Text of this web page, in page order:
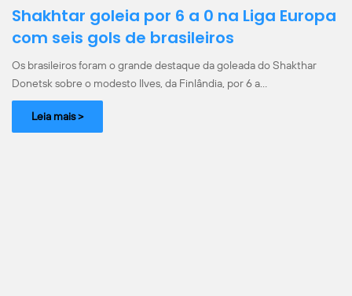
Shakhtar goleia por 6 a 0 na Liga Europa
com seis gols de brasileiros
Os brasileiros foram o grande destaque da goleada do Shakthar
Donetsk sobre o modesto Ilves, da Finlândia, por 6 a…
Leia mais >